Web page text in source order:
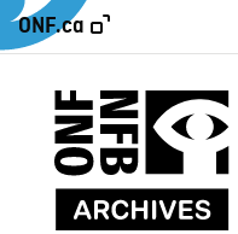
ONF.ca